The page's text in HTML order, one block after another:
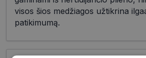
visos šios medžiagos užtikrina
patikimumą.